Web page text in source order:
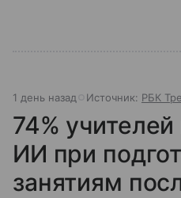
1 день назад Источник: РБК
74%
ИИ при
занятиям